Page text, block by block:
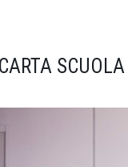
CARTA SCUOLA